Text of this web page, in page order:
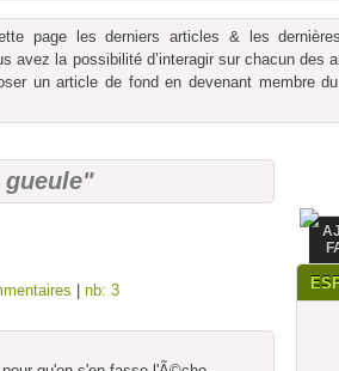
page les derniers articles & les
avez la possibilité d’interagir sur chacun des
un article de fond en devenant membre
gueule"
nb: 3